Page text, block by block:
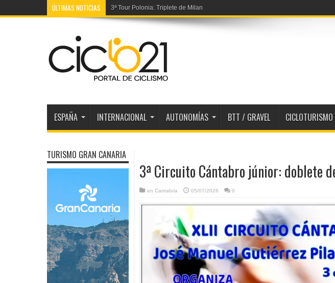
ÚLTIMAS NOTICIAS Prólogo Volta Portugal: Johansen, imbatible prologuista
ESPAÑA INTERNACIONAL AUTONOMÍAS BTT / GRAVEL CICLOTURISMO
3ª Circuito Cántabro júnior: doblete
en Cantabria 05/07/2026 0
TURISMO GRAN CANARIA